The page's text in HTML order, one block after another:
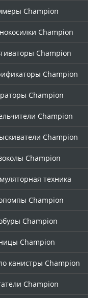
Champion
Champion
Champion
Champion
Champion
Champion
Champion
Champion
техника
Champion
Champion
Champion
канистры Champion
Champion